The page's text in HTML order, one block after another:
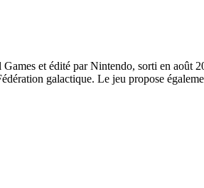
et édité par Nintendo, sorti en août
galactique. Le jeu propose